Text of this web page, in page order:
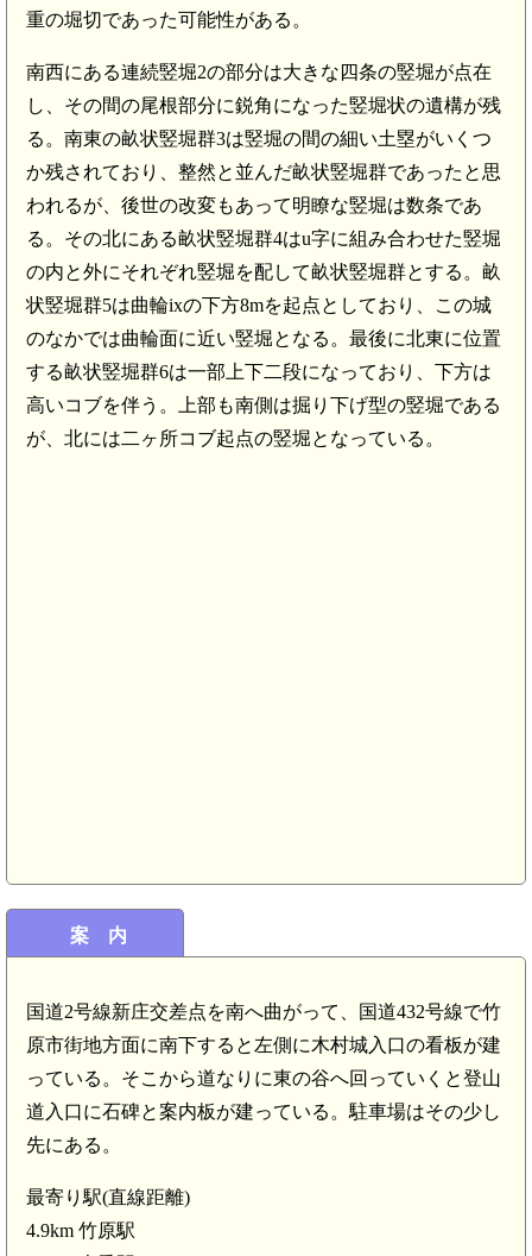
重の堀切であった可能性がある。
南西にある連続竪堀2の部分は大きな四条の竪堀が点在
し、その間の尾根部分に鋭角になった竪堀状の遺構が残
る。南東の畝状竪堀群3は竪堀の間の細い土塁がいくつ
か残されており、整然と並んだ畝状竪堀群であったと思
われるが、後世の改変もあって明瞭な竪堀は数条であ
る。その北にある畝状竪堀群4はu字に組み合わせた竪堀
の内と外にそれぞれ竪堀を配して畝状竪堀群とする。畝
状竪堀群5は曲輪ixの下方8mを起点としており、この城
のなかでは曲輪面に近い竪堀となる。最後に北東に位置
する畝状竪堀群6は一部上下二段になっており、下方は
高いコブを伴う。上部も南側は掘り下げ型の竪堀である
が、北には二ヶ所コブ起点の竪堀となっている。
案 内
国道2号線新庄交差点を南へ曲がって、国道432号線で竹
原市街地方面に南下すると左側に木村城入口の看板が建
っている。そこから道なりに東の谷へ回っていくと登山
道入口に石碑と案内板が建っている。駐車場はその少し
先にある。
最寄り駅(直線距離)
4.9km 竹原駅
芸 薬師城(6.7km)